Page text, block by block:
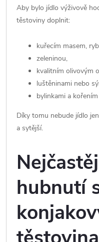
Aby bylo jídlo výživově
těstoviny doplnit:
kuřecím masem,
zeleninou,
kvalitním olivovým
luštěninami nebo
bylinkami a
Díky tomu nebude jídlo
a sytější.
hubnutí